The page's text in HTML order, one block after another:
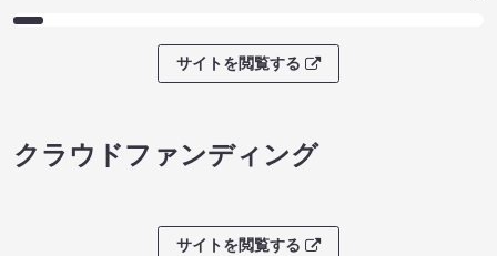
サイトを閲覧する
クラウドファンディング
サイトを閲覧する